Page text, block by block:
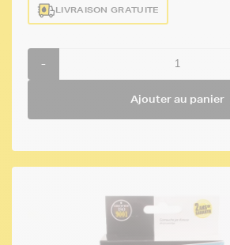
LIVRAISON GRATUITE
-
Ajouter au panier